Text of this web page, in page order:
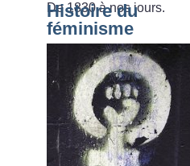
De 1830 à nos jours.
Histoire du
féminisme